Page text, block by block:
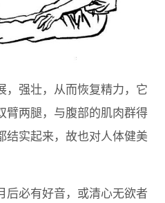
，强壮，从而恢复精力，它
臂两腿，与腹部的肌肉群得
结实起来，故也对人体健美
后必有好音，或清心无欲者